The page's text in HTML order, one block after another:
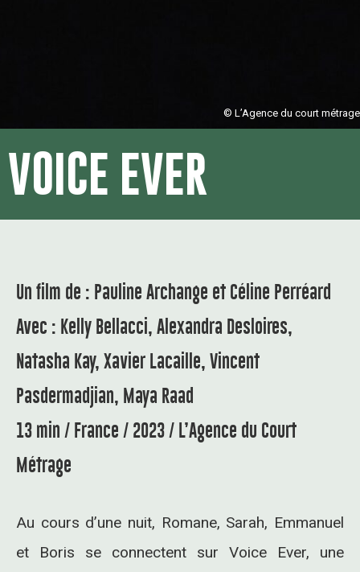
© L’Agence du court métrage
VOICE EVER
Un film de : Pauline Archange et Céline Perréard
Avec : Kelly Bellacci, Alexandra Desloires,
Natasha Kay, Xavier Lacaille, Vincent
Pasdermadjian, Maya Raad
13 min / France / 2023 / L’Agence du Court
Métrage
Au cours d’une nuit, Romane, Sarah, Emmanuel
et Boris se connectent sur Voice Ever, une